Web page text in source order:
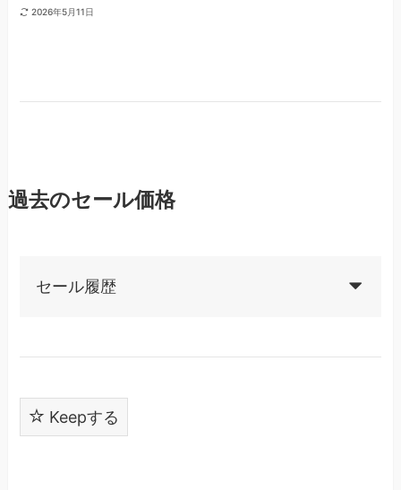
2026年5月11日
過去のセール価格
セール履歴
Keepする